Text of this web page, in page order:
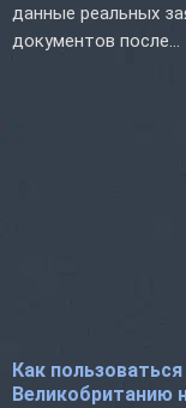
данные реальных
документов после...
Как
Великобританию